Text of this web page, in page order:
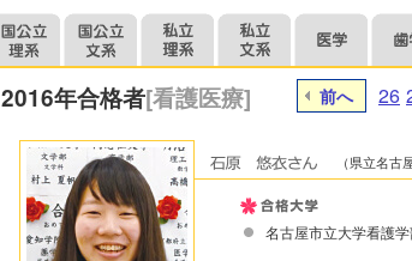
2016年合格者[看護医療] 前へ 26
（県立名古屋
名古屋市立大学看護